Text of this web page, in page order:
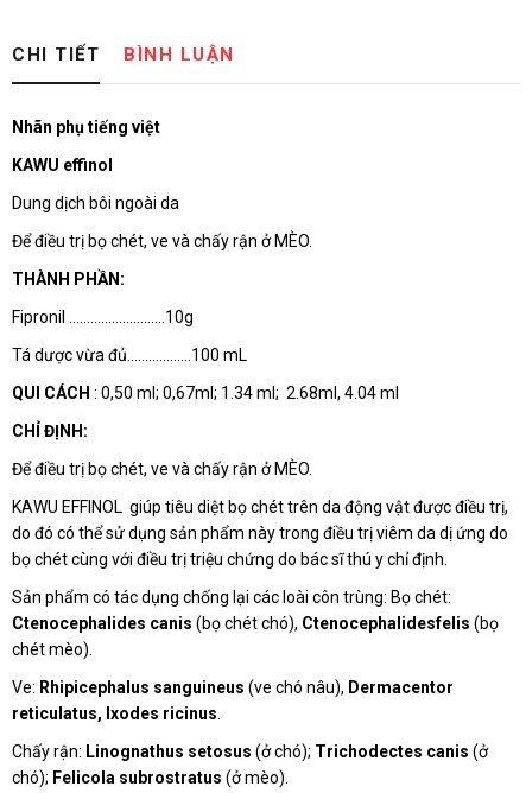
CHI TIẾT BÌNH LUẬN
Nhãn phụ tiếng việt
KAWU effinol
Dung dịch bôi ngoài da
Để điều trị bọ chét, ve và chấy rận ở MÈO.
THÀNH PHẦN:
Fipronil ………………………10g
Tá dược vừa đủ………………100 mL
QUI CÁCH : 0,50 ml; 0,67ml; 1.34 ml; 2.68ml, 4.04 ml
CHỈ ĐỊNH:
Để điều trị bọ chét, ve và chấy rận ở MÈO.
KAWU EFFINOL giúp tiêu diệt bọ chét trên da động vật được điều trị,
do đó có thể sử dụng sản phẩm này trong điều trị viêm da dị ứng do
bọ chét cùng với điều trị triệu chứng do bác sĩ thú y chỉ định.
Sản phẩm có tác dụng chống lại các loài côn trùng: Bọ chét:
Ctenocephalides canis (bọ chét chó), Ctenocephalidesfelis (bọ
chét mèo).
Ve: Rhipicephalus sanguineus (ve chó nâu), Dermacentor
reticulatus, Ixodes ricinus
Chấy rận: Linognathus setosus (ở chó); Trichodectes canis (ở
chó); Felicola subrostratus (ở mèo).